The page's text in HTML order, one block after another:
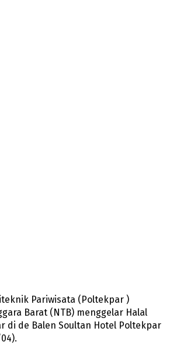
Pariwisata (Poltekpar )
Barat (NTB) menggelar Halal
di de Balen Soultan Hotel Poltekpar